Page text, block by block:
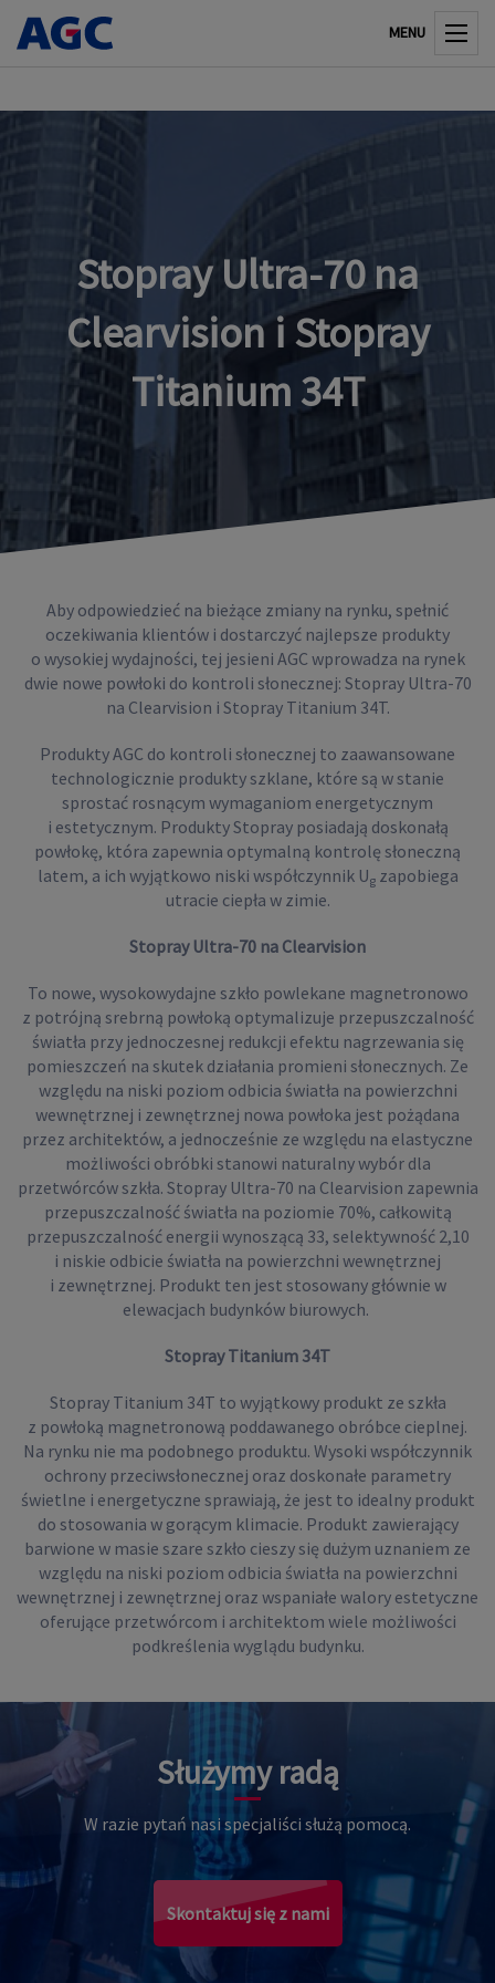
MENU
Stopray Ultra-70 na
Clearvision i Stopray
Titanium 34T
Aby odpowiedzieć na bieżące zmiany na rynku, spełnić
oczekiwania klientów i dostarczyć najlepsze produkty
o wysokiej wydajności, tej jesieni AGC wprowadza na rynek
dwie nowe powłoki do kontroli słonecznej: Stopray Ultra-70
na Clearvision i Stopray Titanium 34T.
Produkty AGC do kontroli słonecznej to zaawansowane
technologicznie produkty szklane, które są w stanie
sprostać rosnącym wymaganiom energetycznym
i estetycznym. Produkty Stopray posiadają doskonałą
powłokę, która zapewnia optymalną kontrolę słoneczną
latem, a ich wyjątkowo niski współczynnik Ugzapobiega
utracie ciepła w zimie.
Stopray Ultra-70 na Clearvision
To nowe, wysokowydajne szkło powlekane magnetronowo
z potrójną srebrną powłoką optymalizuje przepuszczalność
światła przy jednoczesnej redukcji efektu nagrzewania się
pomieszczeń na skutek działania promieni słonecznych. Ze
względu na niski poziom odbicia światła na powierzchni
wewnętrznej i zewnętrznej nowa powłoka jest pożądana
przez architektów, a jednocześnie ze względu na elastyczne
możliwości obróbki stanowi naturalny wybór dla
przetwórców szkła. Stopray Ultra-70 na Clearvision zapewnia
przepuszczalność światła na poziomie 70%, całkowitą
przepuszczalność energii wynoszącą 33, selektywność 2,10
i niskie odbicie światła na powierzchni wewnętrznej
i zewnętrznej. Produkt ten jest stosowany głównie w
elewacjach budynków biurowych.
Stopray Titanium 34T
Stopray Titanium 34T to wyjątkowy produkt ze szkła
z powłoką magnetronową poddawanego obróbce cieplnej.
Na rynku nie ma podobnego produktu. Wysoki współczynnik
ochrony przeciwsłonecznej oraz doskonałe parametry
świetlne i energetyczne sprawiają, że jest to idealny produkt
do stosowania w gorącym klimacie. Produkt zawierający
barwione w masie szare szkło cieszy się dużym uznaniem ze
względu na niski poziom odbicia światła na powierzchni
wewnętrznej i zewnętrznej oraz wspaniałe walory estetyczne
oferujące przetwórcom i architektom wiele możliwości
podkreślenia wyglądu budynku.
Służymy radą
W razie pytań nasi specjaliści służą pomocą.
Skontaktuj się z nami